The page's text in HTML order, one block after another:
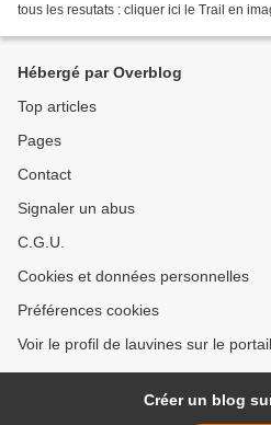
tous les resutats : cliquer ici le Trail en
Hébergé par Overblog
Top articles
Pages
Contact
Signaler un abus
C.G.U.
Cookies et données personnelles
Préférences cookies
Voir le profil de lauvines sur le
Créer un blog